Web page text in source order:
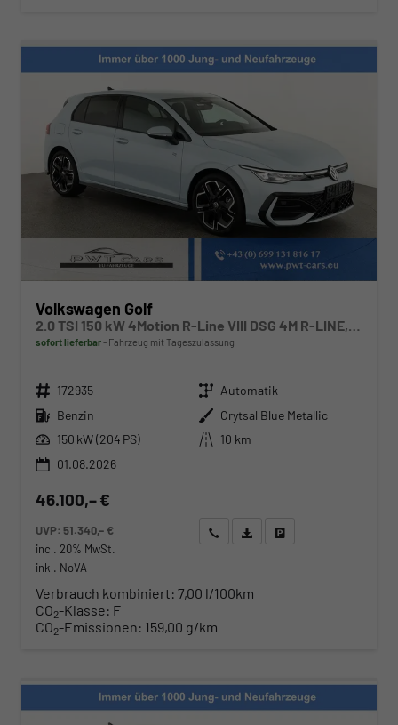
Volkswagen Golf
sofort lieferbar Fahrzeug mit Tageszulassung
Fahrzeugnr. 172935 Getriebe Automatik
Kraftstoff Benzin Außenfarbe Crytsal Blue Metallic
Leistung 150 kW (204 PS) Kilometerstand
10 km
01.08.2026
46.100,– €
UVP: 51.340,– €
incl. 20% MwSt.
inkl. NoVA
Wir rufen Sie anAngebot drucken (PDF)
Verbrauch kombiniert: 7,00 l/100km
CO2-Klasse: F
CO2-Emissionen: 159,00 g/km